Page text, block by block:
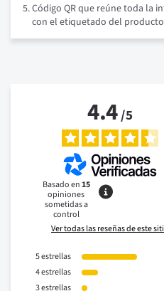
Código QR que reúne toda la
con el etiquetado del producto
4.4/5
Basado en15
opiniones
sometidas a
control
Ver todas las reseñas de este
5estrellas
4estrellas
3estrellas